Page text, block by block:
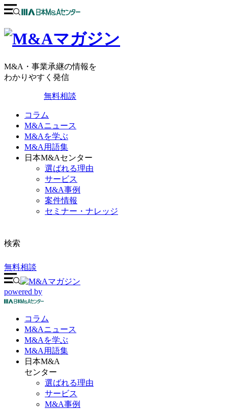
M&A・事業承継の情報を
わかりやすく発信
無料相談
コラム
M&Aニュース
M&Aを学ぶ
M&A用語集
日本M&Aセンター
選ばれる理由
サービス
M&A事例
案件情報
セミナー・ナレッジ
検索
無料相談
powered by
コラム
M&Aニュース
M&Aを学ぶ
M&A 用語集
日本M&A
センター
選ばれる理由
サービス
M&A事例